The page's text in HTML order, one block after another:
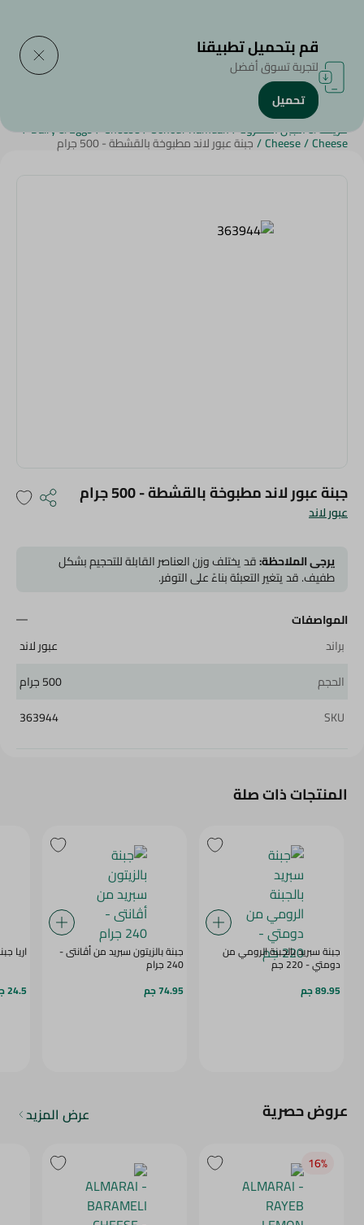
الرئيسية/الجبن,منتجات الألبان والبيض
كريمة & الجبن المفرود/
Sohour Ramdan
/
Cheese
/
Dairy & Eggs
/
Cheese
/
Cheese
/جبنة عبور لاند مطبوخة بالقشطة - 500 جرام
عبور لاند
جبنة عبور لاند مطبوخة بالقشطة - 500 جرام
يرجى الملاحظة:قد يختلف وزن العناصر القابلة للتحجيم بشكل
طفيف. قد يتغير التعبئة بناءً على التوفر.
المواصفات
براند
عبور لاند
الحجم
500 جرام
SKU
363944
المنتجات ذات صلة
جبنة سبريد بالجبنة الرومي من
دومتي - 220 جم
89.95 جم
جبنة بالزيتون سبريد من أڤانتى -
240 جرام
74.95 جم
اريا
24.5 جم
عروض حصرية عرض المزيد
16‎%‎
قم بتحميل تطبيقنا
لتجربة تسوق أفضل
تحميل